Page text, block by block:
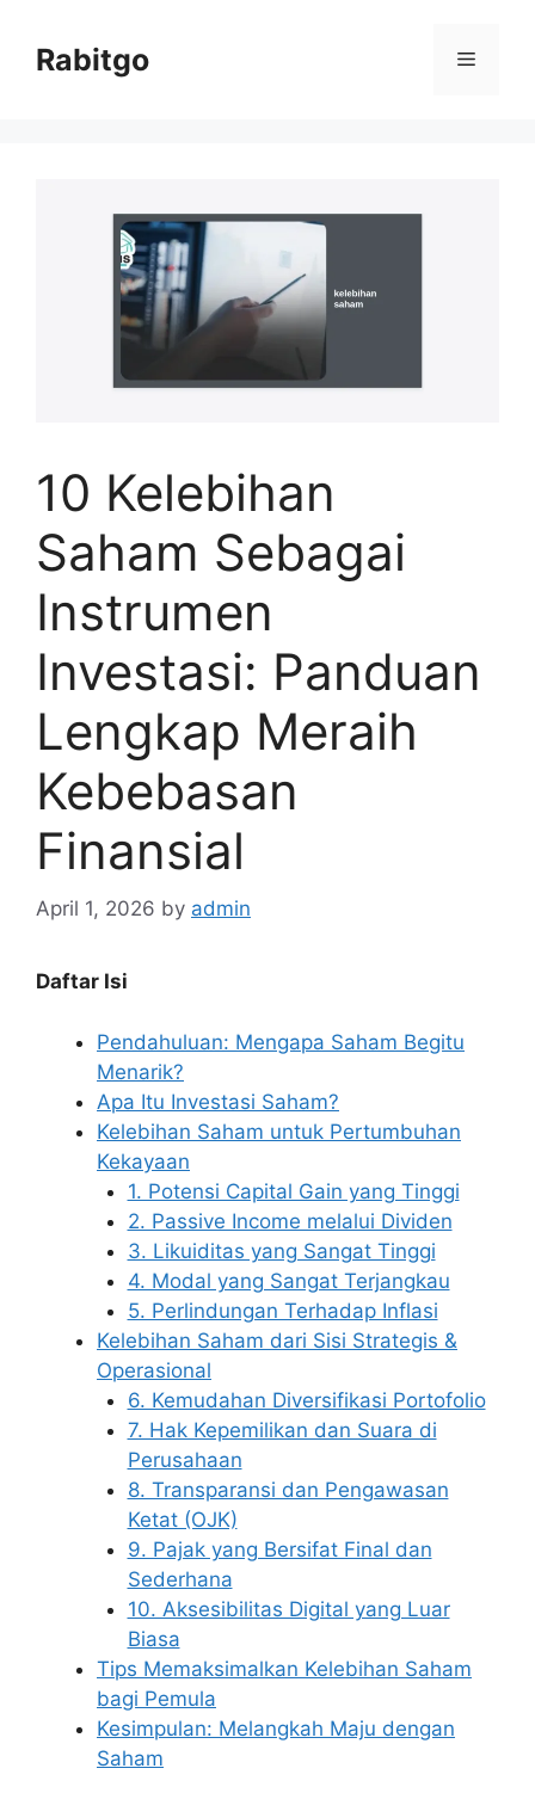
contentRabitgo Menu
10 Kelebihan
Saham Sebagai
Instrumen
Investasi: Panduan
Lengkap Meraih
Kebebasan
Finansial
April 1, 2026 by admin
Daftar Isi
Pendahuluan: Mengapa Saham Begitu
Menarik?
Apa Itu Investasi Saham?
Kelebihan Saham untuk Pertumbuhan
Kekayaan
1. Potensi Capital Gain yang Tinggi
2. Passive Income melalui Dividen
3. Likuiditas yang Sangat Tinggi
4. Modal yang Sangat Terjangkau
5. Perlindungan Terhadap Inflasi
Kelebihan Saham dari Sisi Strategis &
Operasional
6. Kemudahan Diversifikasi Portofolio
7. Hak Kepemilikan dan Suara di
Perusahaan
8. Transparansi dan Pengawasan
Ketat (OJK)
9. Pajak yang Bersifat Final dan
Sederhana
10. Aksesibilitas Digital yang Luar
Biasa
Tips Memaksimalkan Kelebihan Saham
bagi Pemula
Kesimpulan: Melangkah Maju dengan
Saham